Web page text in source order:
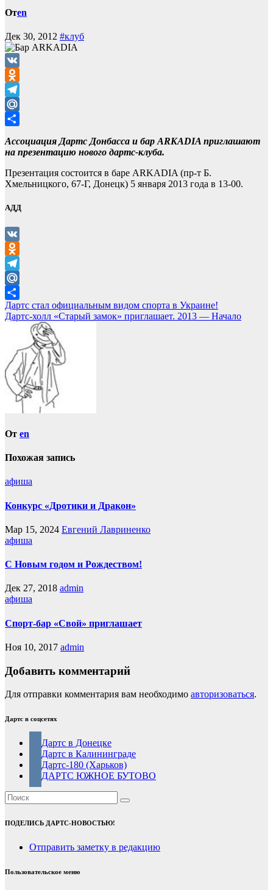
Отen
Дек 30, 2012 #клуб
VK
Odnoklassniki
Telegram
Mail.Ru
Ассоциация Дартс Донбасса и бар ARKADIA приглашают
на презентацию нового дартс-клуба.
Презентация состоится в баре ARKADIA (пр-т Б.
Хмельницкого, 67-Г, Донецк) 5 января 2013 года в 13-00.
АДД
VK
Odnoklassniki
Telegram
Mail.Ru
Отправить
Навигация
по
записям
Дартс стал официальным видом спорта в Украине!
Дартс-холл «Старый замок» приглашает. 2013 — Начало
От en
Похожая запись
афиша
Конкурс «Дротики и Дракон»
Мар 15, 2024 Евгений Лавриненко
афиша
С Новым годом и Рождеством!
Дек 27, 2018 admin
афиша
Спорт-бар «Свой» приглашает
Ноя 10, 2017 admin
Добавить комментарий
Для отправки комментария вам необходимо авторизоваться.
Дартс в соцсетях
Дартс в Донецке
Дартс в Калининграде
Дартс-180 (Харьков)
ДАРТС ЮЖНОЕ БУТОВО
ПОДЕЛИСЬ ДАРТС-НОВОСТЬЮ!
Отправить заметку в редакцию
Пользовательское меню